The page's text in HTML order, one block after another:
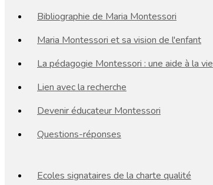
Bibliographie de Maria Montessori
Maria Montessori et sa vision de l'enfant
La pédagogie Montessori : une aide à la vie
Lien avec la recherche
Devenir éducateur Montessori
Questions-réponses
Ecoles signataires de la charte qualité